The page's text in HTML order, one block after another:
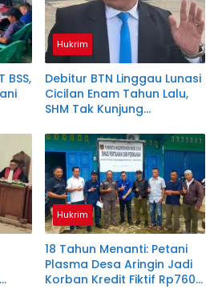
BSS,
Hukrim
Debitur BTN Linggau Lunasi
Cicilan Enam Tahun Lalu,
SHM Tak Kunjung
Hukrim
18 Tahun Menanti: Petani
Plasma Desa Aringin Jadi
Korban Kredit Fiktif Rp760